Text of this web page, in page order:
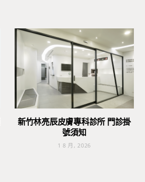
新竹林亮辰皮膚專科診所 門診掛
號須知
1 8 月, 2026